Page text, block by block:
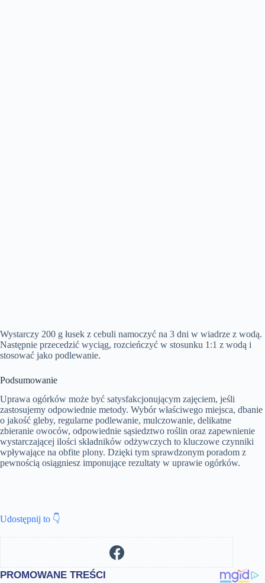
Wystarczy 200 g łusek z cebuli namoczyć na 3 dni w wiadrze z wodą.
Następnie przecedzić wyciąg, rozcieńczyć w stosunku 1:1 z wodą i
stosować jako podlewanie.
Podsumowanie
Uprawa ogórków może być satysfakcjonującym zajęciem, jeśli
zastosujemy odpowiednie metody. Wybór właściwego miejsca, dbanie
o jakość gleby, regularne podlewanie, mulczowanie, delikatne
zbieranie owoców, odpowiednie sąsiedztwo roślin oraz zapewnienie
wystarczającej ilości składników odżywczych to kluczowe czynniki
wpływające na obfite plony. Dzięki tym sprawdzonym poradom z
pewnością osiągniesz imponujące rezultaty w uprawie ogórków.
Udostępnij to 👇